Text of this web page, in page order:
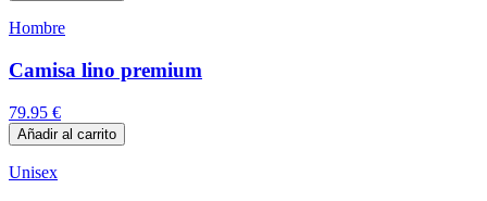
Hombre
Camisa lino premium
79.95 €
Añadir al carrito
Unisex